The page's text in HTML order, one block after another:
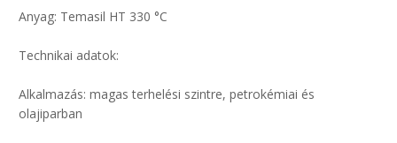
Anyag: Temasil HT 330 °C
Technikai adatok:
Alkalmazás: magas terhelési szintre, petrokémiai és
olajiparban